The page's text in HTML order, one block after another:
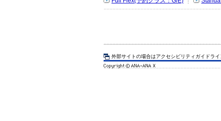
外部サイトの場合はアクセシビリティガイドラ